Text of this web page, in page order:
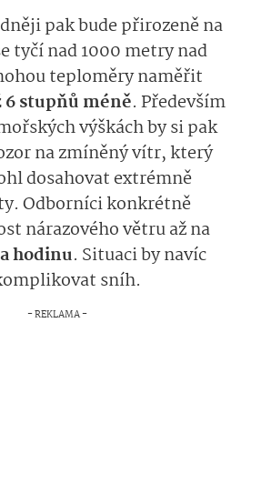
pak bude přirozeně na
tyčí nad 1000 metry nad
teploměry naměřit
6 stupňů méně. Především
výškách by si pak
na zmíněný vítr, který
dosahovat extrémně
Odborníci konkrétně
nárazového větru až na
hodinu. Situaci by navíc
sníh.